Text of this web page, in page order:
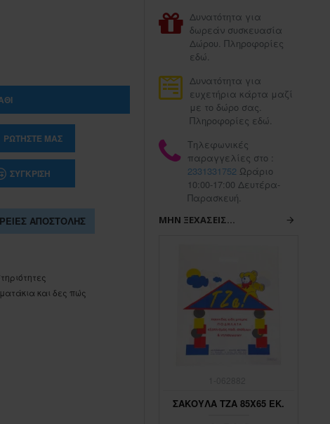
ΡΩΤΉΣΤΕ ΜΑΣ
ΣΎΓΚΡΙΣΗ
ΑΠΟΣΤΟΛΉΣ
και δες πώς
Δυνατότητα για
δωρεάν συσκευασία
Δώρου. Πληροφορίες
εδώ.
Δυνατότητα για
ευχετήρια κάρτα μαζί
με το δώρο σας.
Πληροφορίες εδώ.
Τηλεφωνικές
παραγγελίες στο :
2331331752 Ωράριο
10:00-17:00 Δευτέρα-
Παρασκευή.
ΜΗΝ ΞΕΧΆΣΕΙΣ...
ΣΑΚΟΥΛΑ ΤΖΑ 85Χ65 ΕΚ.